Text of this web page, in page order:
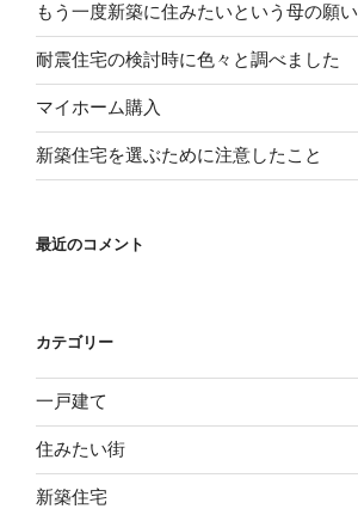
もう一度新築に住みたいという母の願い
耐震住宅の検討時に色々と調べました
マイホーム購入
新築住宅を選ぶために注意したこと
最近のコメント
カテゴリー
一戸建て
住みたい街
新築住宅